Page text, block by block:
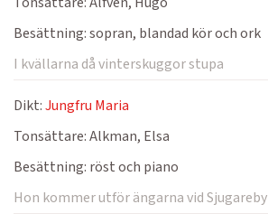
Besättning:sopran, blandad kör och ork
I kvällarna då vinterskuggor stupa
Dikt:Jungfru Maria
Tonsättare:Alkman, Elsa
Besättning: röst och piano
Hon kommer utför ängarna vid Sjugareby